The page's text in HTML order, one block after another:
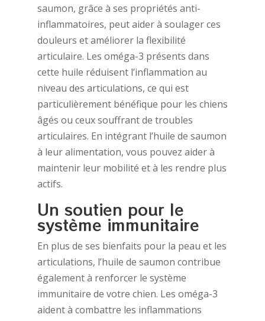
saumon, grâce à ses propriétés anti-
inflammatoires, peut aider à soulager ces
douleurs et améliorer la flexibilité
articulaire. Les oméga-3 présents dans
cette huile réduisent l’inflammation au
niveau des articulations, ce qui est
particulièrement bénéfique pour les chiens
âgés ou ceux souffrant de troubles
articulaires. En intégrant l’huile de saumon
à leur alimentation, vous pouvez aider à
maintenir leur mobilité et à les rendre plus
actifs.
Un soutien pour le
système immunitaire
En plus de ses bienfaits pour la peau et les
articulations, l’huile de saumon contribue
également à renforcer le système
immunitaire de votre chien. Les oméga-3
aident à combattre les inflammations